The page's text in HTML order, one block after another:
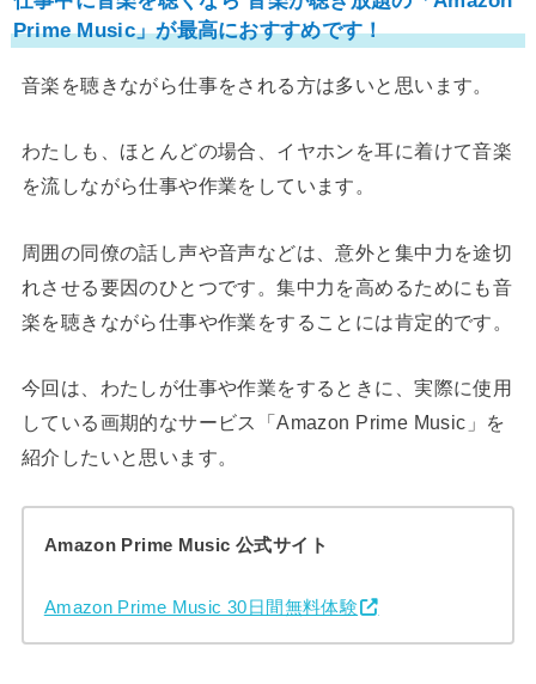
Prime Music」が最高におすすめです！
音楽を聴きながら仕事をされる方は多いと思います。
わたしも、ほとんどの場合、イヤホンを耳に着けて音楽
を流しながら仕事や作業をしています。
周囲の同僚の話し声や音声などは、意外と集中力を途切
れさせる要因のひとつです。集中力を高めるためにも音
楽を聴きながら仕事や作業をすることには肯定的です。
今回は、わたしが仕事や作業をするときに、実際に使用
している画期的なサービス「Amazon Prime Music」を
紹介したいと思います。
Amazon Prime Music 公式サイト
Amazon Prime Music 30日間無料体験